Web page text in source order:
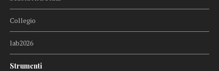
Collegio
lab2026
Strumenti